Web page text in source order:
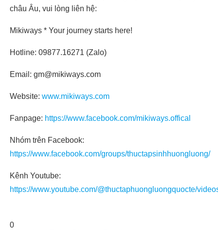
châu Âu, vui lòng liên hệ:
Mikiways * Your journey starts here!
Hotline: 09877.16271 (Zalo)
Email: gm@mikiways.com
Website: www.mikiways.com
Fanpage: https://www.facebook.com/mikiways.offical
Nhóm trên Facebook:
https://www.facebook.com/groups/thuctapsinhhuongluong/
Kênh Youtube:
https://www.youtube.com/@thuctaphuongluongquocte/
0